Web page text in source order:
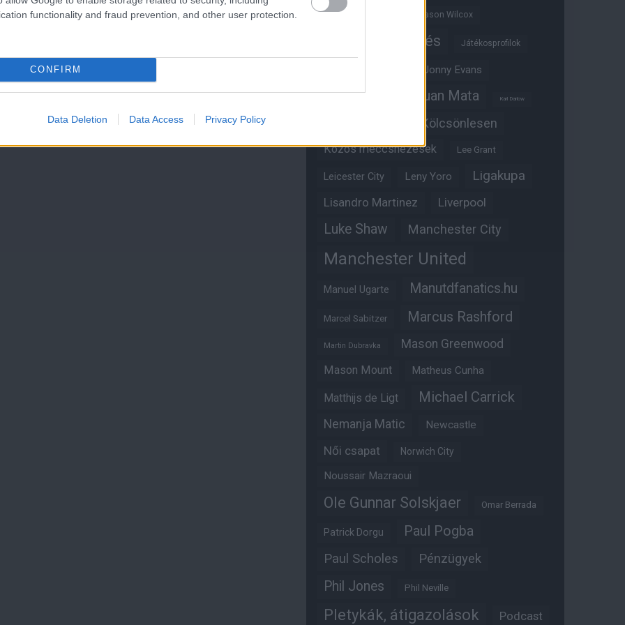
functionality and fraud prevention, and other user protection.
CONFIRM
Data Deletion Data Access Privacy Policy
Jadon Sancho Jason Wilcox
Játékosértékelés Játékosprofilok
Jonny Evans
Juan Mata Karl Darlow
Kölcsönlesen
Közös meccsnézések Lee Grant
Leicester City Leny Yoro Ligakupa
Lisandro Martinez Liverpool
Luke Shaw Manchester City
Manchester United
Manuel Ugarte Manutdfanatics.hu
Marcel Sabitzer Marcus Rashford
Martin Dubravka Mason Greenwood
Mason Mount Matheus Cunha
Matthijs de Ligt Michael Carrick
Nemanja Matic Newcastle
Női csapat Norwich City
Noussair Mazraoui
Ole Gunnar Solskjaer Omar Berrada
Patrick Dorgu Paul Pogba
Paul Scholes Pénzügyek
Phil Jones Phil Neville
Pletykák, átigazolások Podcast